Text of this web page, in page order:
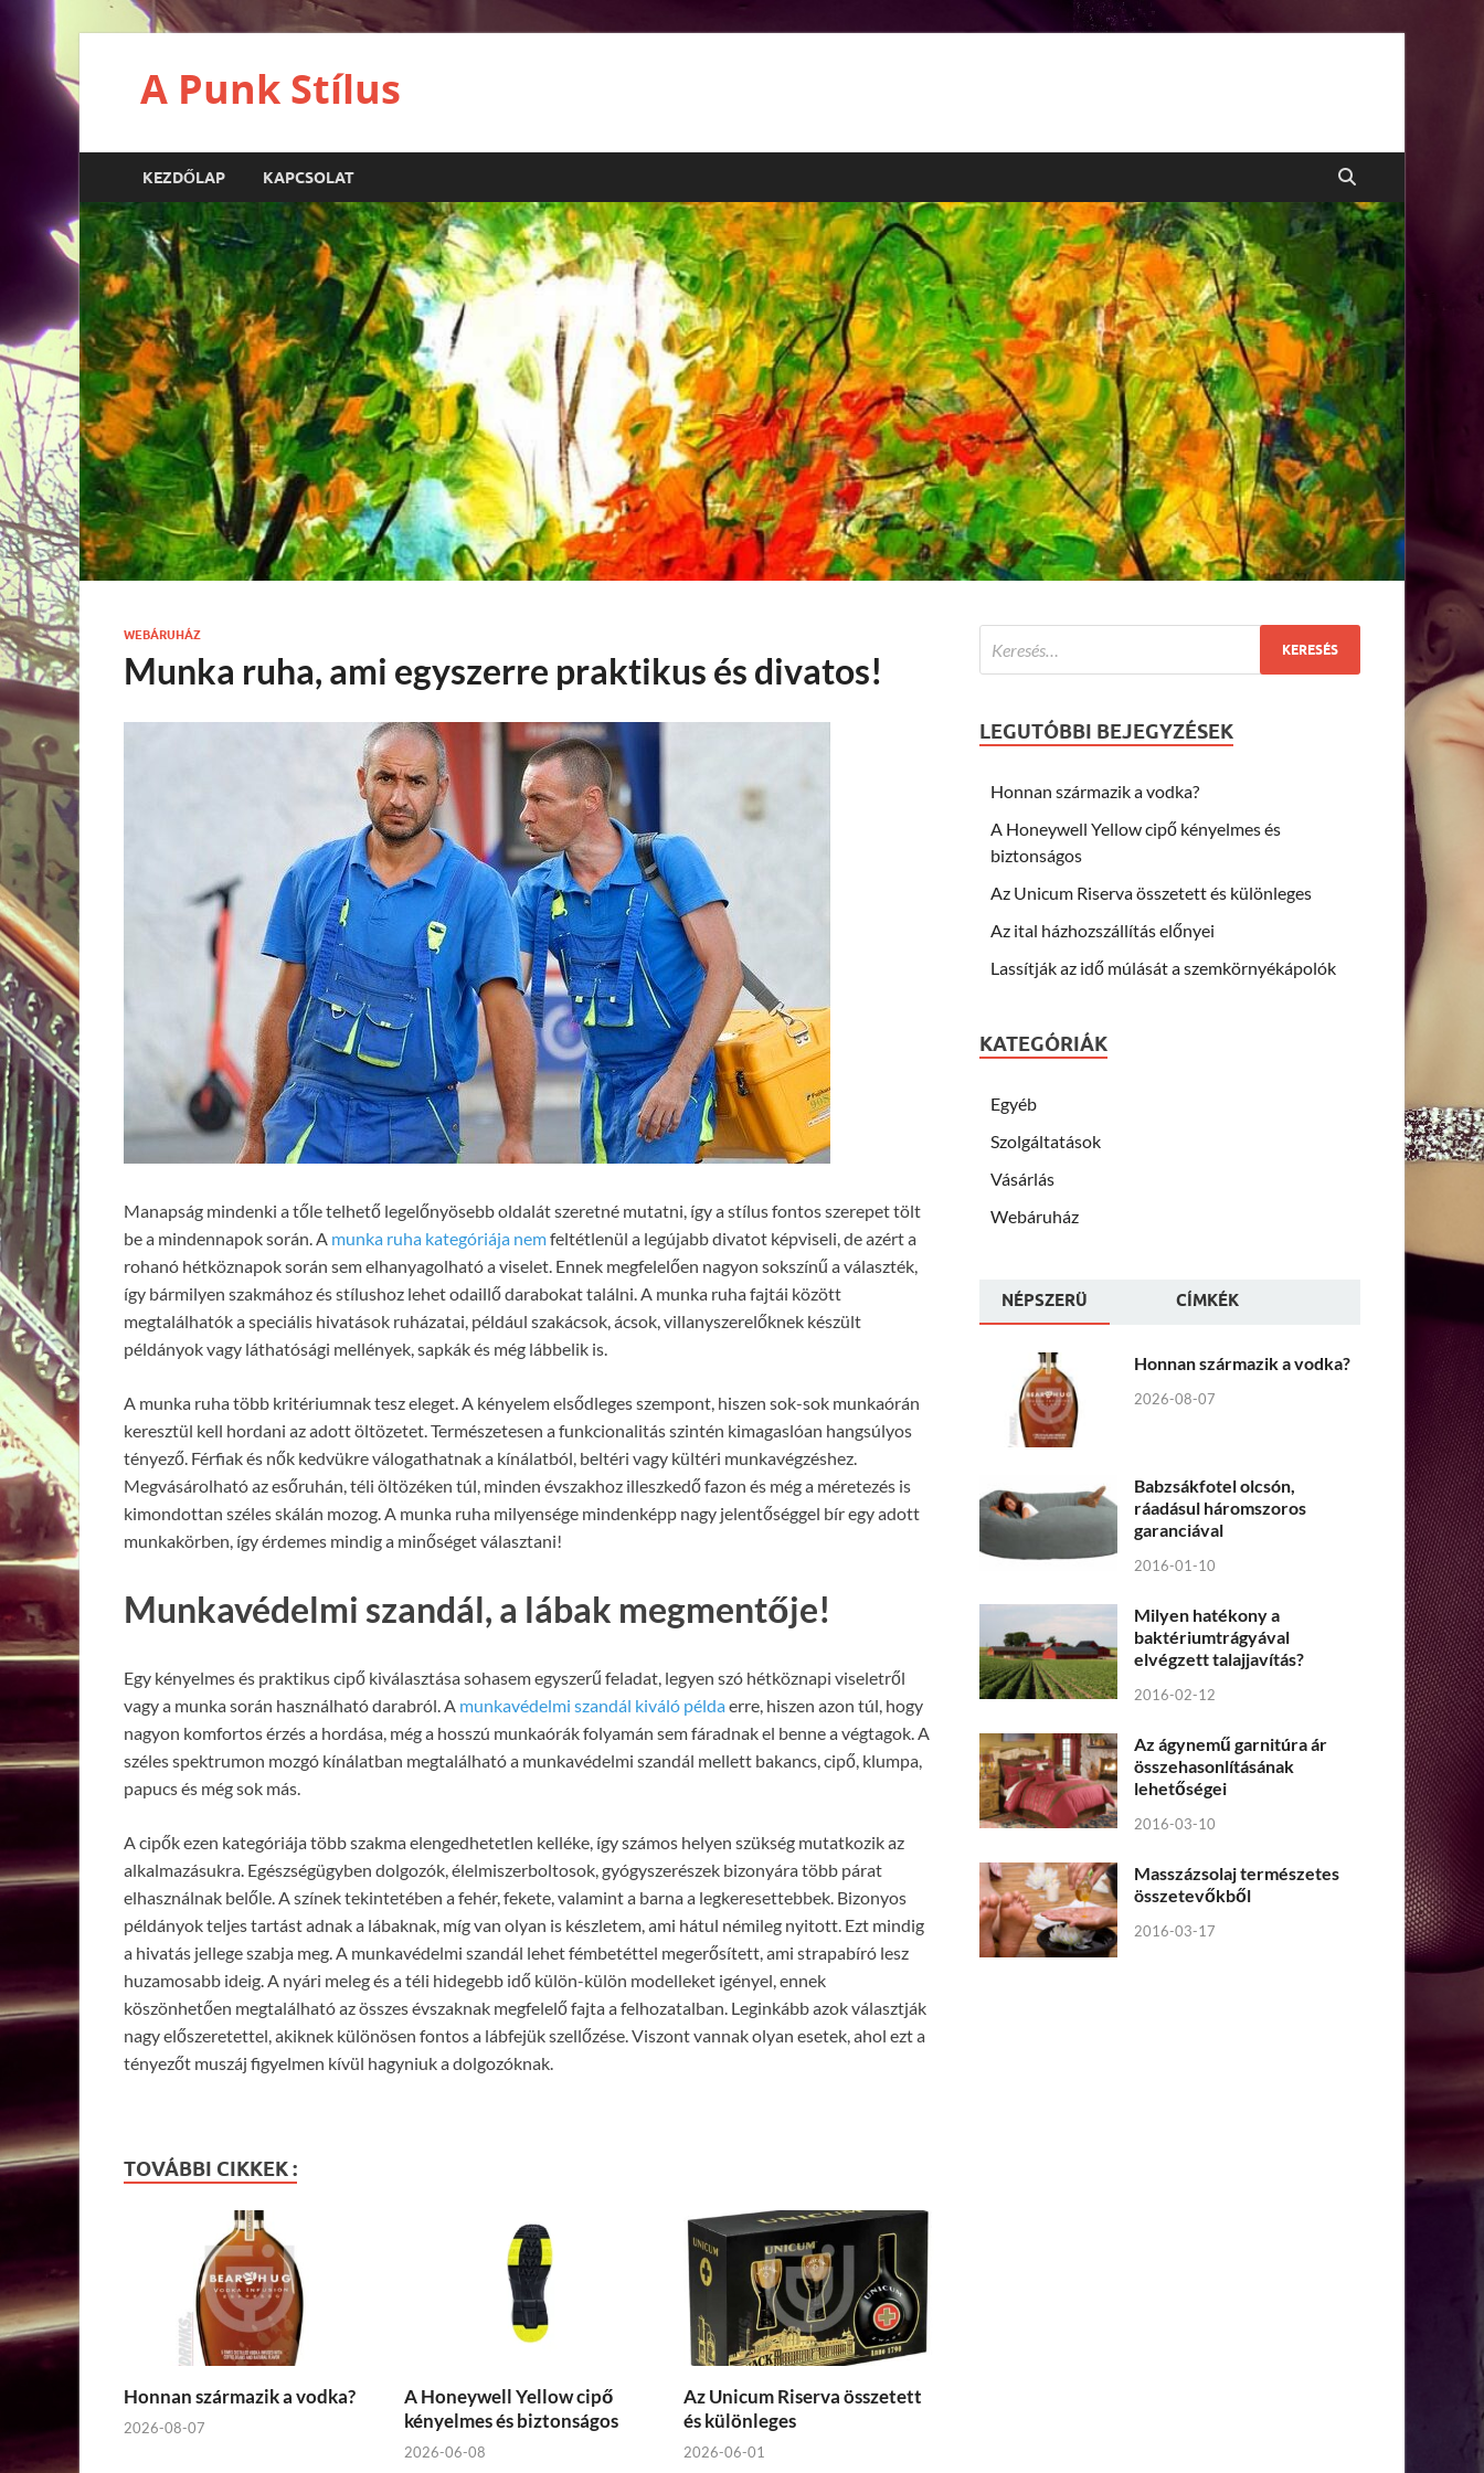
A Punk Stílus
KEZDŐLAP KAPCSOLAT
WEBÁRUHÁZ
Munka ruha, ami egyszerre praktikus és divatos!
Manapság mindenki a tőle telhető legelőnyösebb oldalát szeretné mutatni, így a stílus fontos szerepet tölt
be a mindennapok során. A munka ruha kategóriája nemfeltétlenül a legújabb divatot képviseli, de azért a
rohanó hétköznapok során sem elhanyagolható a viselet. Ennek megfelelően nagyon sokszínű a választék,
így bármilyen szakmához és stílushoz lehet odaillő darabokat találni. A munka ruha fajtái között
megtalálhatók a speciális hivatások ruházatai, például szakácsok, ácsok, villanyszerelőknek készült
példányok vagy láthatósági mellények, sapkák és még lábbelik is.
A munka ruha több kritériumnak tesz eleget. A kényelem elsődleges szempont, hiszen sok-sok munkaórán
keresztül kell hordani az adott öltözetet. Természetesen a funkcionalitás szintén kimagaslóan hangsúlyos
tényező. Férfiak és nők kedvükre válogathatnak a kínálatból, beltéri vagy kültéri munkavégzéshez.
Megvásárolható az esőruhán, téli öltözéken túl, minden évszakhoz illeszkedő fazon és még a méretezés is
kimondottan széles skálán mozog. A munka ruha milyensége mindenképp nagy jelentőséggel bír egy adott
munkakörben, így érdemes mindig a minőséget választani!
Munkavédelmi szandál, a lábak megmentője!
Egy kényelmes és praktikus cipő kiválasztása sohasem egyszerű feladat, legyen szó hétköznapi viseletről
vagy a munka során használható darabról. A munkavédelmi szandál kiváló példaerre, hiszen azon túl, hogy
nagyon komfortos érzés a hordása, még a hosszú munkaórák folyamán sem fáradnak el benne a végtagok. A
széles spektrumon mozgó kínálatban megtalálható a munkavédelmi szandál mellett bakancs, cipő, klumpa,
papucs és még sok más.
A cipők ezen kategóriája több szakma elengedhetetlen kelléke, így számos helyen szükség mutatkozik az
alkalmazásukra. Egészségügyben dolgozók, élelmiszerboltosok, gyógyszerészek bizonyára több párat
elhasználnak belőle. A színek tekintetében a fehér, fekete, valamint a barna a legkeresettebbek. Bizonyos
példányok teljes tartást adnak a lábaknak, míg van olyan is készletem, ami hátul némileg nyitott. Ezt mindig
a hivatás jellege szabja meg. A munkavédelmi szandál lehet fémbetéttel megerősített, ami strapabíró lesz
huzamosabb ideig. A nyári meleg és a téli hidegebb idő külön-külön modelleket igényel, ennek
köszönhetően megtalálható az összes évszaknak megfelelő fajta a felhozatalban. Leginkább azok választják
nagy előszeretettel, akiknek különösen fontos a lábfejük szellőzése. Viszont vannak olyan esetek, ahol ezt a
tényezőt muszáj figyelmen kívül hagyniuk a dolgozóknak.
TOVÁBBI CIKKEK :
Honnan származik a vodka?
2026-08-07
A Honeywell Yellow cipő
kényelmes és biztonságos
2026-06-08
Az Unicum Riserva összetett
és különleges
2026-06-01
LEGUTÓBBI BEJEGYZÉSEK
Honnan származik a vodka?
A Honeywell Yellow cipő kényelmes és
biztonságos
Az Unicum Riserva összetett és különleges
Az ital házhozszállítás előnyei
Lassítják az idő múlását a szemkörnyékápolók
KATEGÓRIÁK
Egyéb
Szolgáltatások
Vásárlás
Webáruház
NÉPSZERÜ CÍMKÉK
Honnan származik a vodka?
2026-08-07
Babzsákfotel olcsón,
ráadásul háromszoros
garanciával
2016-01-10
Milyen hatékony a
baktériumtrágyával
elvégzett talajjavítás?
2016-02-12
Az ágynemű garnitúra ár
összehasonlításának
lehetőségei
2016-03-10
Masszázsolaj természetes
összetevőkből
2016-03-17